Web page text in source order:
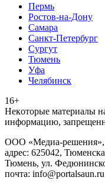
Пермь
Ростов-на-Дону
Самара
Санкт-Петербург
Сургут
Тюмень
Уфа
Челябинск
16+
Heкoтopыe мaтepиaлы
инфopмaцию,
ООО «Медиа-
адрес: 625042,
Тюмень, ул.
почта: info@portalsaun.ru